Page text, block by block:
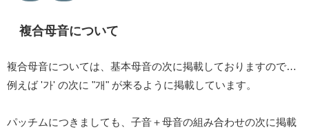
複合母音について
複合母音については、基本母音の次に掲載しておりますので…
例えば '가' の次に "개" が来るように掲載しています。
パッチムにつきましても、子音＋母音の組み合わせの次に掲載